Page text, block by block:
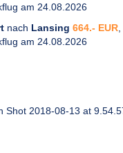
am 24.08.2026
nach Lansing 664.- EUR
am 24.08.2026